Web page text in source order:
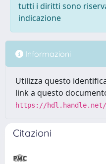
tutti i diritti sono
indicazione
Informazioni
Utilizza questo
link a questo
https://hdl.handle.net/
Citazioni